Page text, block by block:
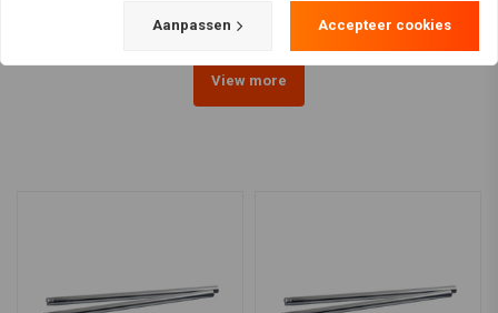
View more
Aanpassen Accepteer cookies